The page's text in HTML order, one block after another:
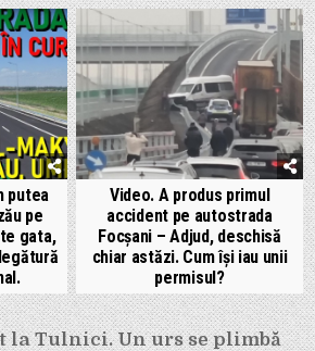
putea
pe
gata,
Video. A produs primul
accident pe autostrada
Focșani – Adjud, deschisă
chiar astăzi. Cum își iau unii
permisul?
la Tulnici. Un urs se plimbă